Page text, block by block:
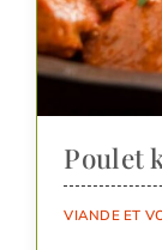
Poulet
VIANDE ET